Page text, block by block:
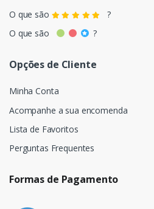
O que são
?
O que são
?
Opções de Cliente
Minha Conta
Acompanhe a sua encomenda
Lista de Favoritos
Perguntas Frequentes
Formas de Pagamento